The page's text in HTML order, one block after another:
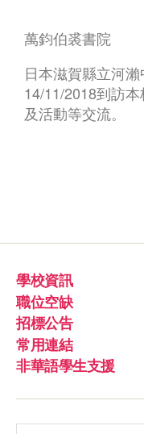
萬鈞伯裘書院
日本滋賀縣立河
14/11/2018到訪
及活動等交流。
學校資訊
職位空缺
招標公告
常用連結
非華語學生支援